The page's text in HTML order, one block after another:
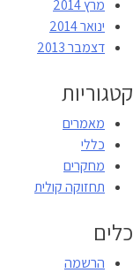
מרץ 2014
ינואר 2014
דצמבר 2013
קטגוריות
מאמרים
כללי
מחקרים
תחזוקה קולית
כלים
הרשמה